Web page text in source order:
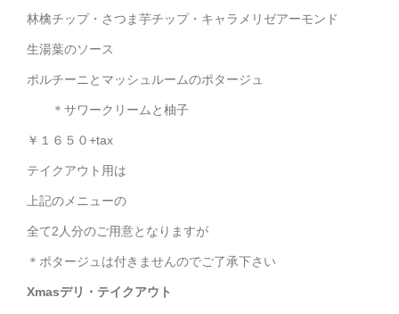
林檎チップ・さつま芋チップ・キャラメリゼアーモンド
生湯葉のソース
ポルチーニとマッシュルームのポタージュ
＊サワークリームと柚子
￥１６５０+tax
テイクアウト用は
上記のメニューの
全て2人分のご用意となりますが
＊ポタージュは付きませんのでご了承下さい
Xmasデリ・テイクアウト